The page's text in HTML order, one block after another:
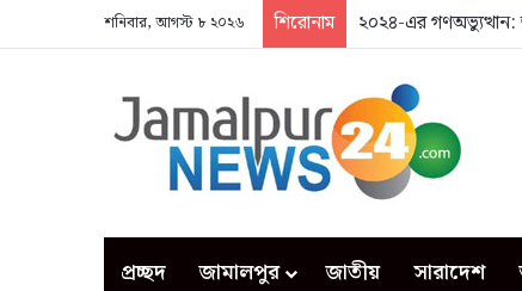
শনিবার, আগস্ট ৮ ২০২৬ শিরোনাম ২০২৪-এর গণঅভ্যুত্থান:
প্রচ্ছদ জামালপুর জাতীয় সারাদেশ